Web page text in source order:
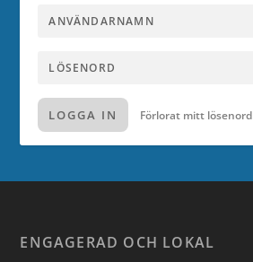
LOGGA IN Förlorat mitt lösenord
ENGAGERAD OCH LOKAL